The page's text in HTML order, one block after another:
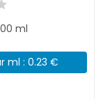
ml
ml : 0.23 €